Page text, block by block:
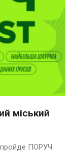
міський
пройде ПОРУЧ